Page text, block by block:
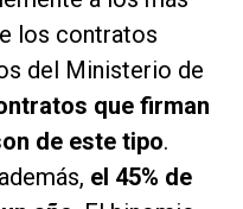
los contratos
del Ministerio de
que firman
de este tipo.
el 45% de